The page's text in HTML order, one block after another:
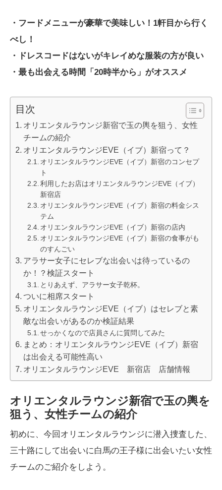
・フードメニューが豪華で美味しい！1軒目から行く
べし！
・ドレスコードはないがキレイめな服装の方が良い
・最も出会える時間「20時半から」がオススメ
目次
オリエンタルラウンジ新宿で玉の輿を狙う、女性
チームの紹介
オリエンタルラウンジEVE（イブ）新宿って？
オリエンタルラウンジEVE（イブ）新宿のコンセプ
ト
利用したお店はオリエンタルラウンジEVE（イブ）
新宿店
オリエンタルラウンジEVE（イブ）新宿の料金シス
テム
オリエンタルラウンジEVE（イブ）新宿の店内
オリエンタルラウンジEVE（イブ）新宿の食事がも
のすんごい
アラサー女子にセレブな出会いは待っているの
か！？検証スタート
とりあえず、アラサー女子乾杯。
ついに相席スタート
オリエンタルラウンジEVE（イブ）はセレブと素
敵な出会いがあるのか検証結果
せっかくなので店員さんに質問してみた
まとめ：オリエンタルラウンジEVE（イブ）新宿
は出会える可能性高い
オリエンタルラウンジEVE 新宿店 店舗情報
オリエンタルラウンジ新宿で玉の輿を
狙う、女性チームの紹介
初めに、今回オリエンタルラウンジに潜入捜査した、
三十路にして出会いに白馬の王子様に出会いたい女性
チームのご紹介をしよう。